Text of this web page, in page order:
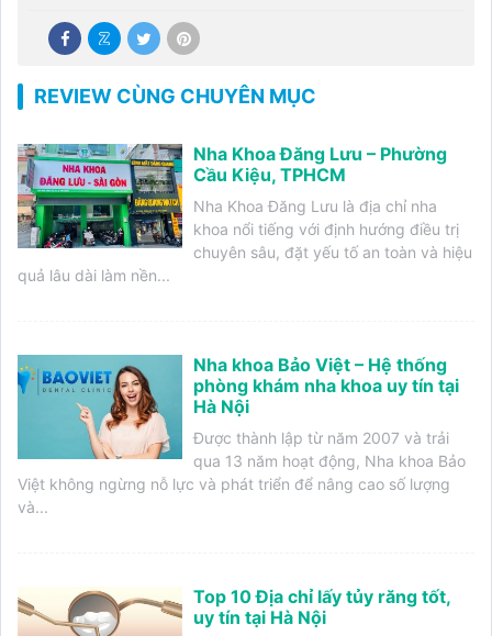
REVIEW CÙNG CHUYÊN MỤC
Nha Khoa Đăng Lưu – Phường
Cầu Kiệu, TPHCM
Nha Khoa Đăng Lưu là địa chỉ nha
khoa nổi tiếng với định hướng điều trị
chuyên sâu, đặt yếu tố an toàn và hiệu
quả lâu dài làm nền...
Nha khoa Bảo Việt – Hệ thống
phòng khám nha khoa uy tín tại
Hà Nội
Được thành lập từ năm 2007 và trải
qua 13 năm hoạt động, Nha khoa Bảo
Việt không ngừng nỗ lực và phát triển để nâng cao số lượng
và...
Top 10 Địa chỉ lấy tủy răng tốt,
uy tín tại Hà Nội